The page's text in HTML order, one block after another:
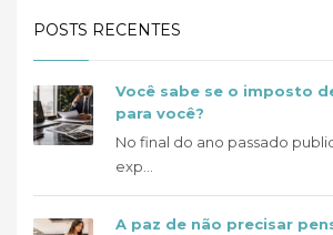
POSTS RECENTES
Você sabe se o imposto
para você?
No final do ano passado
exp...
A paz de não precisar